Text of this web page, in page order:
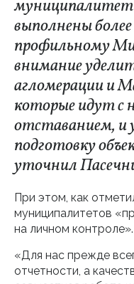
выполнены
профильному
внимание
агломерации и
которые идут с
отставанием, и
подготовку
уточнил
При этом, как
муниципалитетов
на личном контроле».
«Для нас прежде
отчетности, а